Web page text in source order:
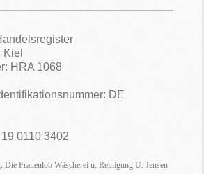
Kiel
HRA 1068
DE
0110 3402
Die Frauenlob Wäscherei u. Reinigung U. Jensen